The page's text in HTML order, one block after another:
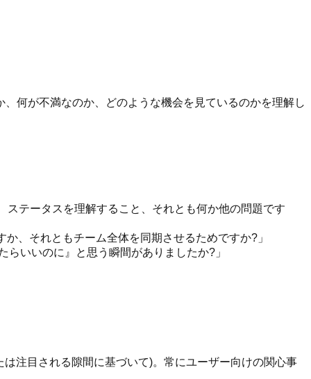
何が不満なのか、どのような機会を見ているのかを理解し
テータスを理解すること、それとも何か他の問題です
、それともチーム全体を同期させるためですか?」
いいのに』と思う瞬間がありましたか?」
注目される隙間に基づいて)。常にユーザー向けの関心事